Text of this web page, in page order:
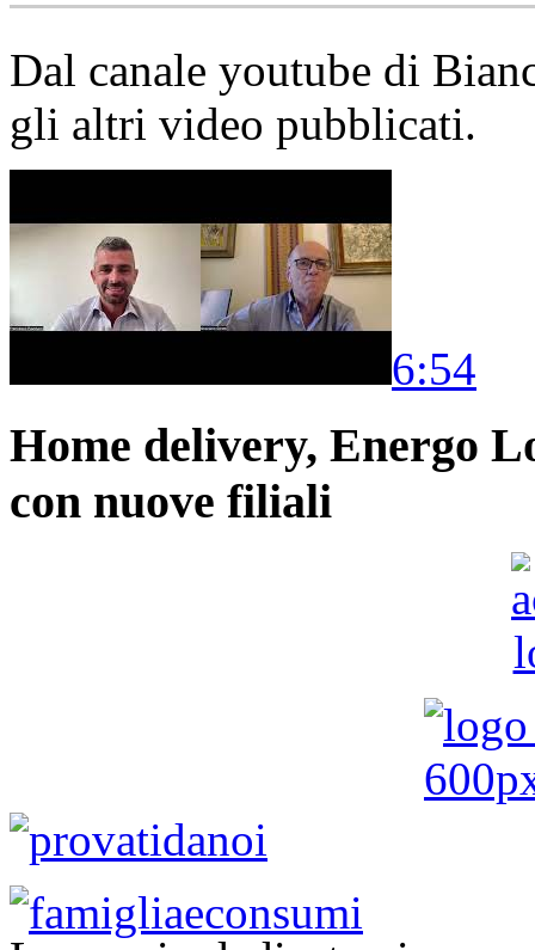
Dal canale youtube di
gli altri video pubblicati.
6:54
Home delivery, Energo
con nuove filiali